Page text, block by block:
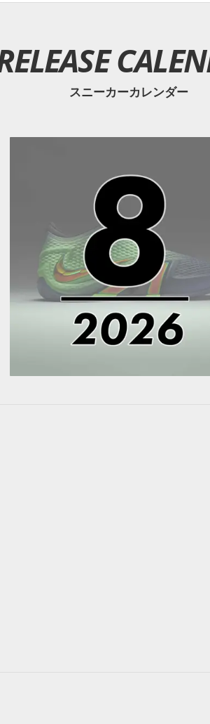
スニーカーカレンダー